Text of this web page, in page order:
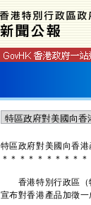
特區政府對美國向香
＊ ＊ ＊ ＊ ＊ ＊ ＊ ＊ ＊ ＊
香港特別行政區（特
宣布對香港產品加徵